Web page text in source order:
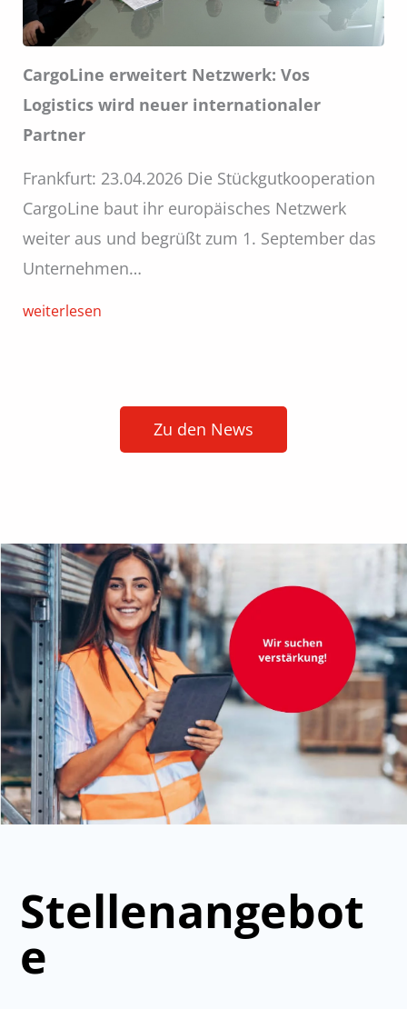
CargoLine erweitert Netzwerk: Vos
Logistics wird neuer internationaler
Partner
Frankfurt: 23.04.2026 Die Stückgutkooperation
CargoLine baut ihr europäisches Netzwerk
weiter aus und begrüßt zum 1. September das
Unternehmen…
weiterlesen
Zu den News
Stellenangebot
e